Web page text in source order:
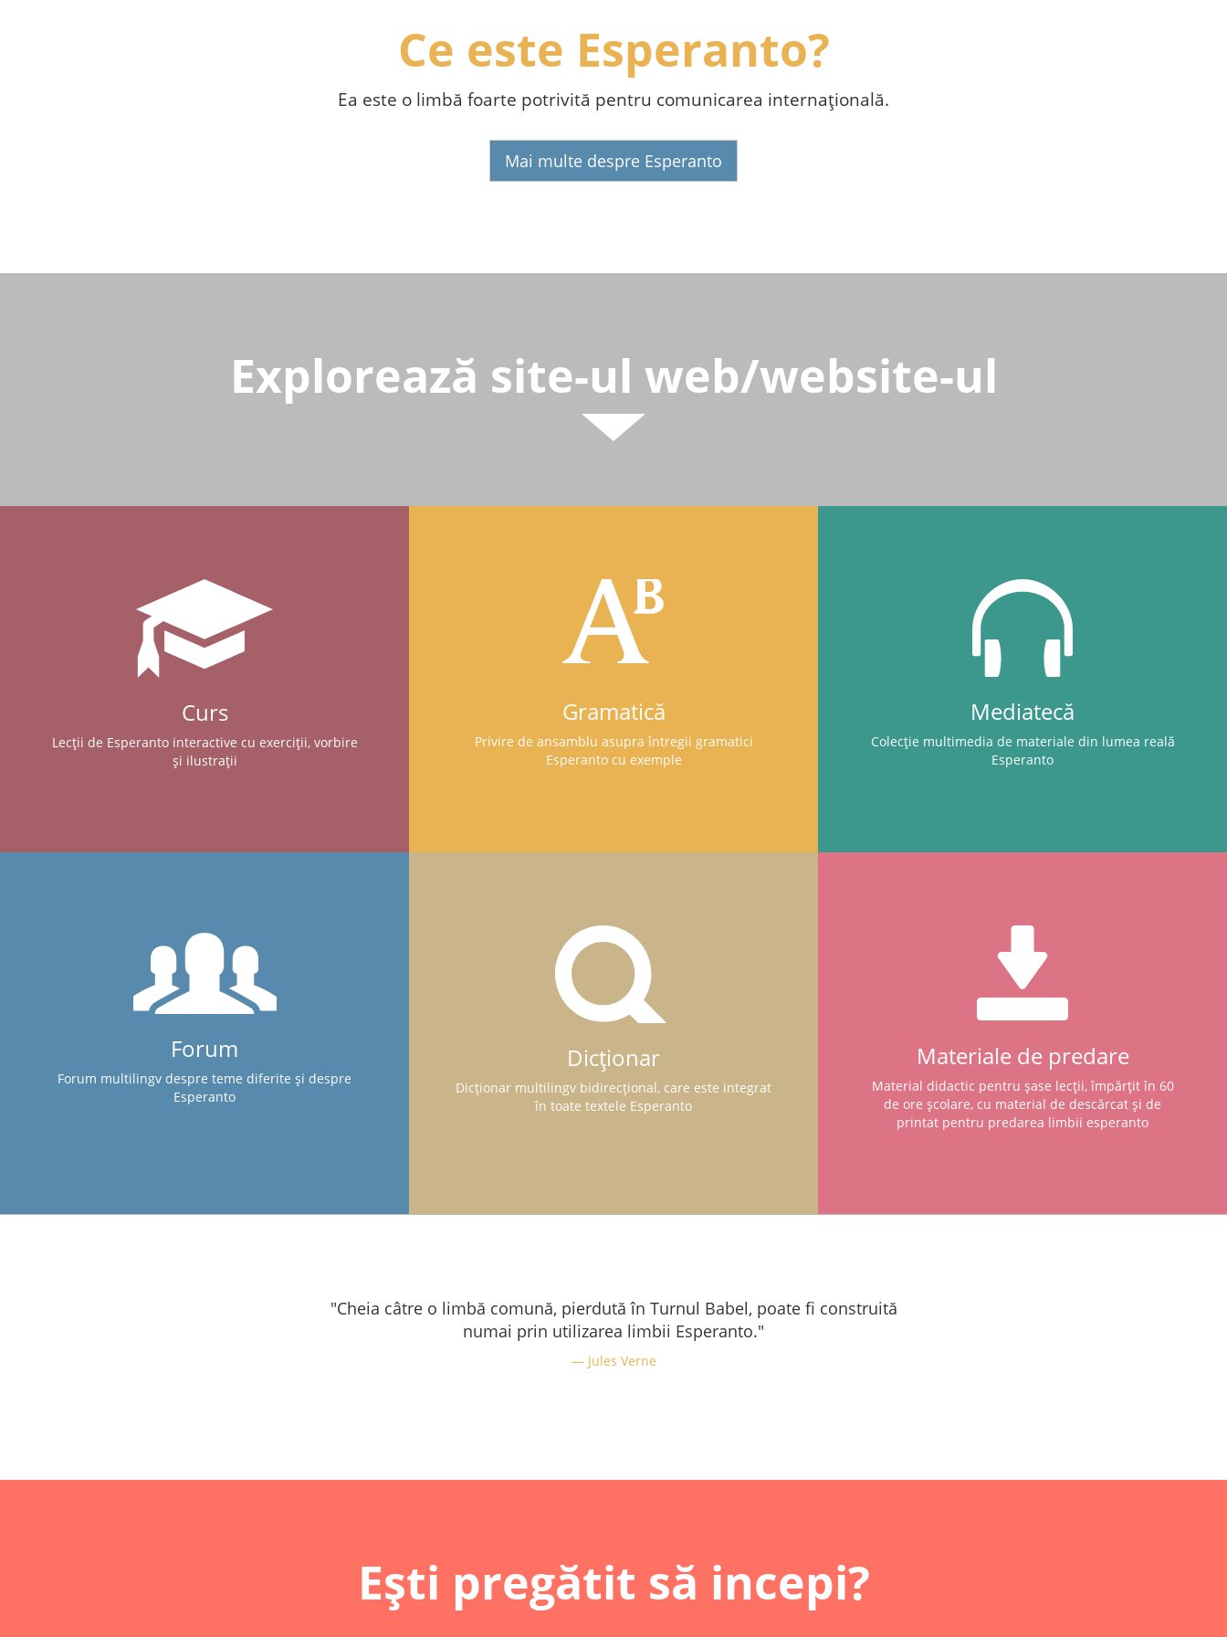
Ce este Esperanto?
Ea este o limbă foarte potrivită pentru comunicarea internaţională.
Mai multe despre Esperanto
Explorează site-ul web/website-ul
Curs
Lecții de Esperanto interactive cu exerciții, vorbire
și ilustrații
Gramatică
Privire de ansamblu asupra întregii gramatici
Esperanto cu exemple
Mediatecă
Colecție multimedia de materiale din lumea reală
Esperanto
Forum
Forum multilingv despre teme diferite și despre
Esperanto
Dicționar
Dicționar multilingv bidirecțional, care este integrat
în toate textele Esperanto
Materiale de predare
Material didactic pentru șase lecții, împărțit în 60
de ore școlare, cu material de descărcat și de
printat pentru predarea limbii esperanto
"Cheia câtre o limbă comună, pierdută în Turnul Babel, poate fi construită
numai prin utilizarea limbii Esperanto."
Jules Verne
Ești pregătit să incepi?